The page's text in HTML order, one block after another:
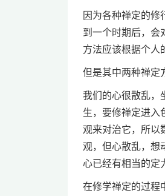
因为各种禅定的修
到一个时期后，会
方法应该根据个人
但是其中两种禅定
我们的心很散乱，
生，要修禅定进入
观来对治它，所以
观，但心散乱，想
心已经有相当的定
在修学禅定的过程